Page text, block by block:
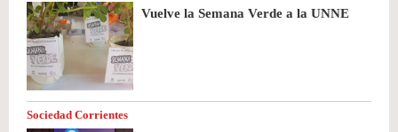
Vuelve la Semana Verde a la UNNE
Sociedad Corrientes